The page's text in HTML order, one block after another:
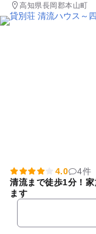
高知県長岡郡本山町
4.0
4件
清流まで徒歩1分！
ます